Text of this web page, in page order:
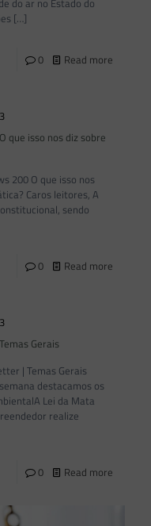
do ar no Estado do
[…]
0 Read more
que isso nos diz sobre
200 O que isso nos
Caros leitores, A
sendo
0 Read more
Gerais
| Temas Gerais
destacamos os
Lei da Mata
realize
0 Read more